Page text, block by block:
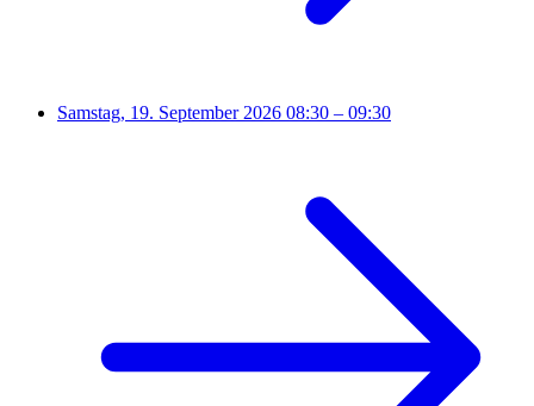
Samstag, 19. September 2026 08:30 – 09:30